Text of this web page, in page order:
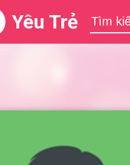
Yêu Trẻ